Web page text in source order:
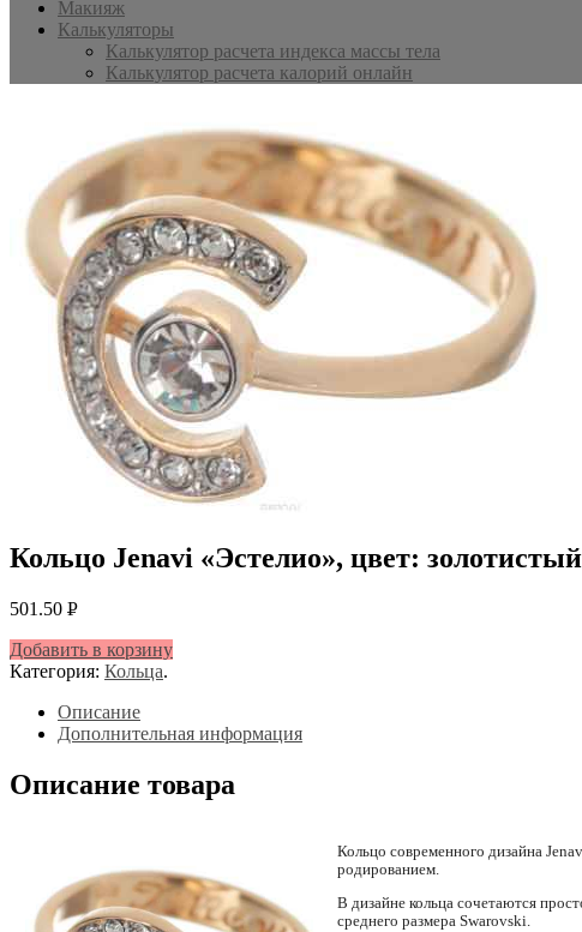
Макияж
Калькуляторы
Калькулятор расчета индекса массы тела
Калькулятор расчета калорий онлайн
Кольцо Jenavi «Эстелио», цвет:
501.50 Р
Добавить в корзину
Категория: Кольца.
Описание
Дополнительная информация
Описание товара
Кольцо современного дизайна
родированием.
В дизайне кольца сочетаются
среднего размера Swarovski.